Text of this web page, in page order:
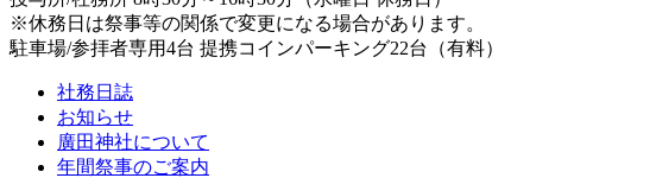
※休務日は祭事等の関係で変更になる場合があります。
駐車場/参拝者専用4台 提携コインパーキング22台（有料）
社務日誌
お知らせ
廣田神社について
年間祭事のご案内